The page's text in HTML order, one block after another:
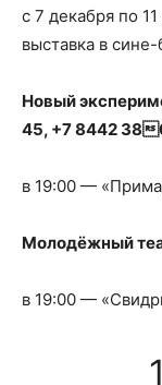
с 7 декабря по
выставка в
Новый
45, +7 8442 38
в 19:00 —
Молодёжный
в 19:00 —